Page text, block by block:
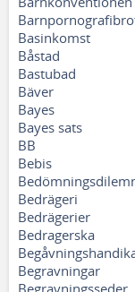
Basinkomst
Båstad
Bastubad
Bäver
Bayes
Bayes sats
BB
Bebis
Bedrägeri
Bedrägerier
Bedragerska
Begravningar
Begravningsseder